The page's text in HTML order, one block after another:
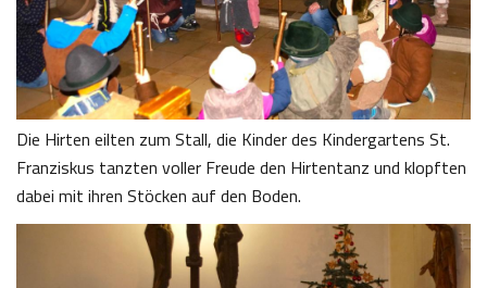
Die Hirten eilten zum Stall, die Kinder des Kindergartens St.
Franziskus tanzten voller Freude den Hirtentanz und klopften
dabei mit ihren Stöcken auf den Boden.